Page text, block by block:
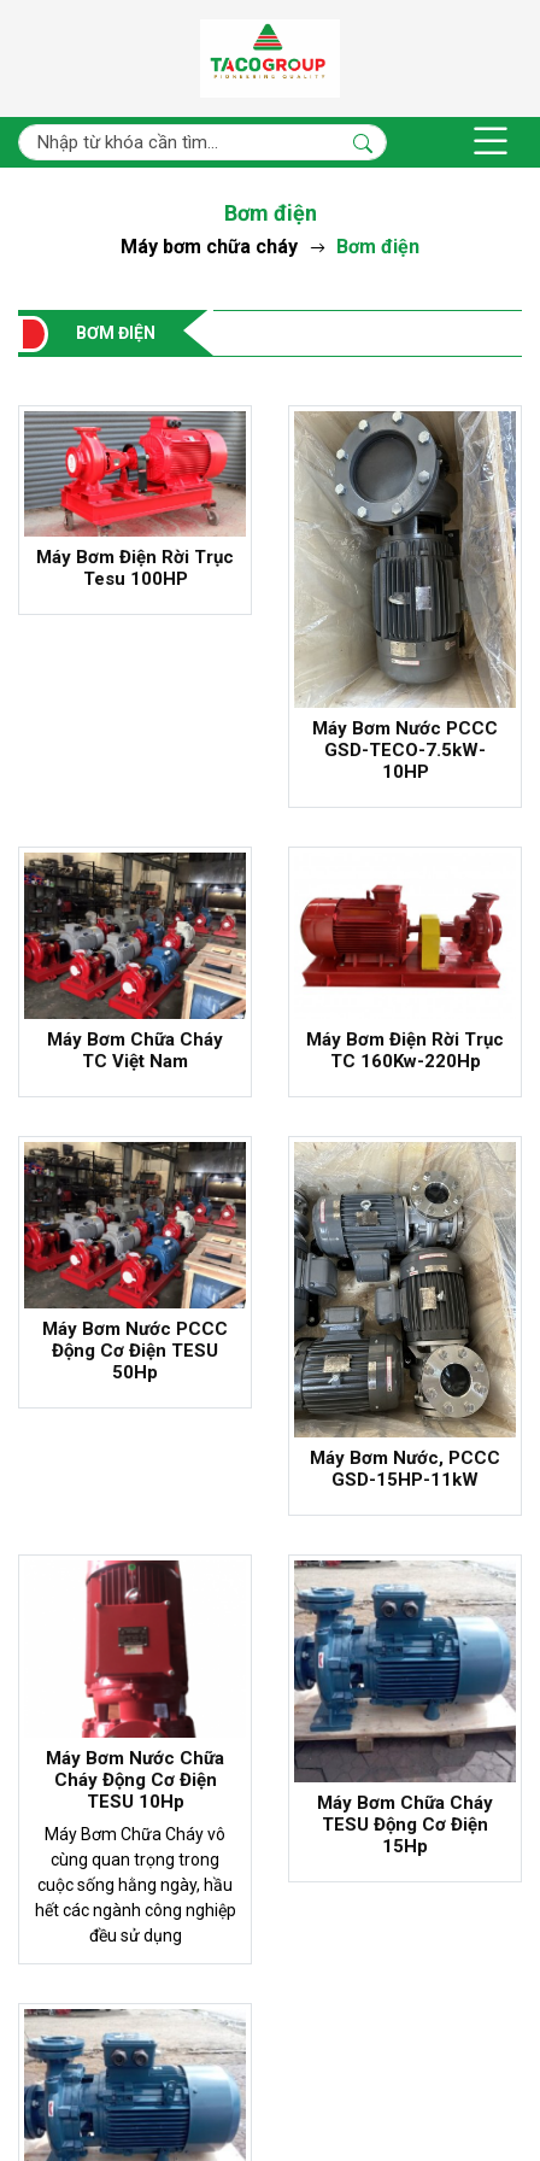
Bơm điện
Máy bơm chữa cháy Bơm điện
BƠM ĐIỆN
Máy Bơm Điện Rời Trục
Tesu 100HP
- 7%
Máy Bơm Nước PCCC
GSD-TECO-7.5kW-
10HP
Máy Bơm Chữa Cháy
TC Việt Nam
Máy Bơm Điện Rời Trục
TC 160Kw-220Hp
Máy Bơm Nước PCCC
Động Cơ Điện TESU
50Hp
- 8%
Máy Bơm Nước, PCCC
GSD-15HP-11kW
Máy Bơm Nước Chữa
Cháy Động Cơ Điện
TESU 10Hp
Máy Bơm Chữa Cháy vô
cùng quan trọng trong
cuộc sống hằng ngày, hầu
hết các ngành công nghiệp
đều sử dụng
- 5%
Máy Bơm Chữa Cháy
TESU Động Cơ Điện
15Hp
- 5%